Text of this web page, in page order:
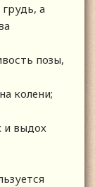
а
позы,
колени;
и выдох